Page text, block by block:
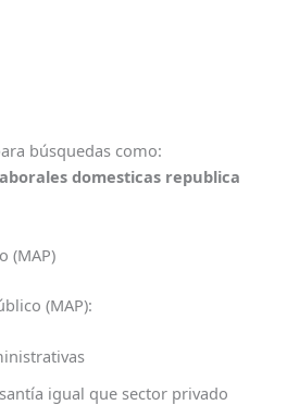
búsquedas como:
domesticas republica
(MAP)
(MAP):
igual que sector privado